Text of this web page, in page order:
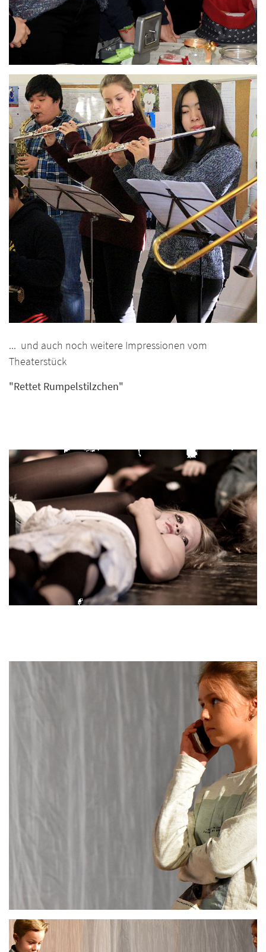
... und auch noch weitere Impressionen vom
Theaterstück
"Rettet Rumpelstilzchen"